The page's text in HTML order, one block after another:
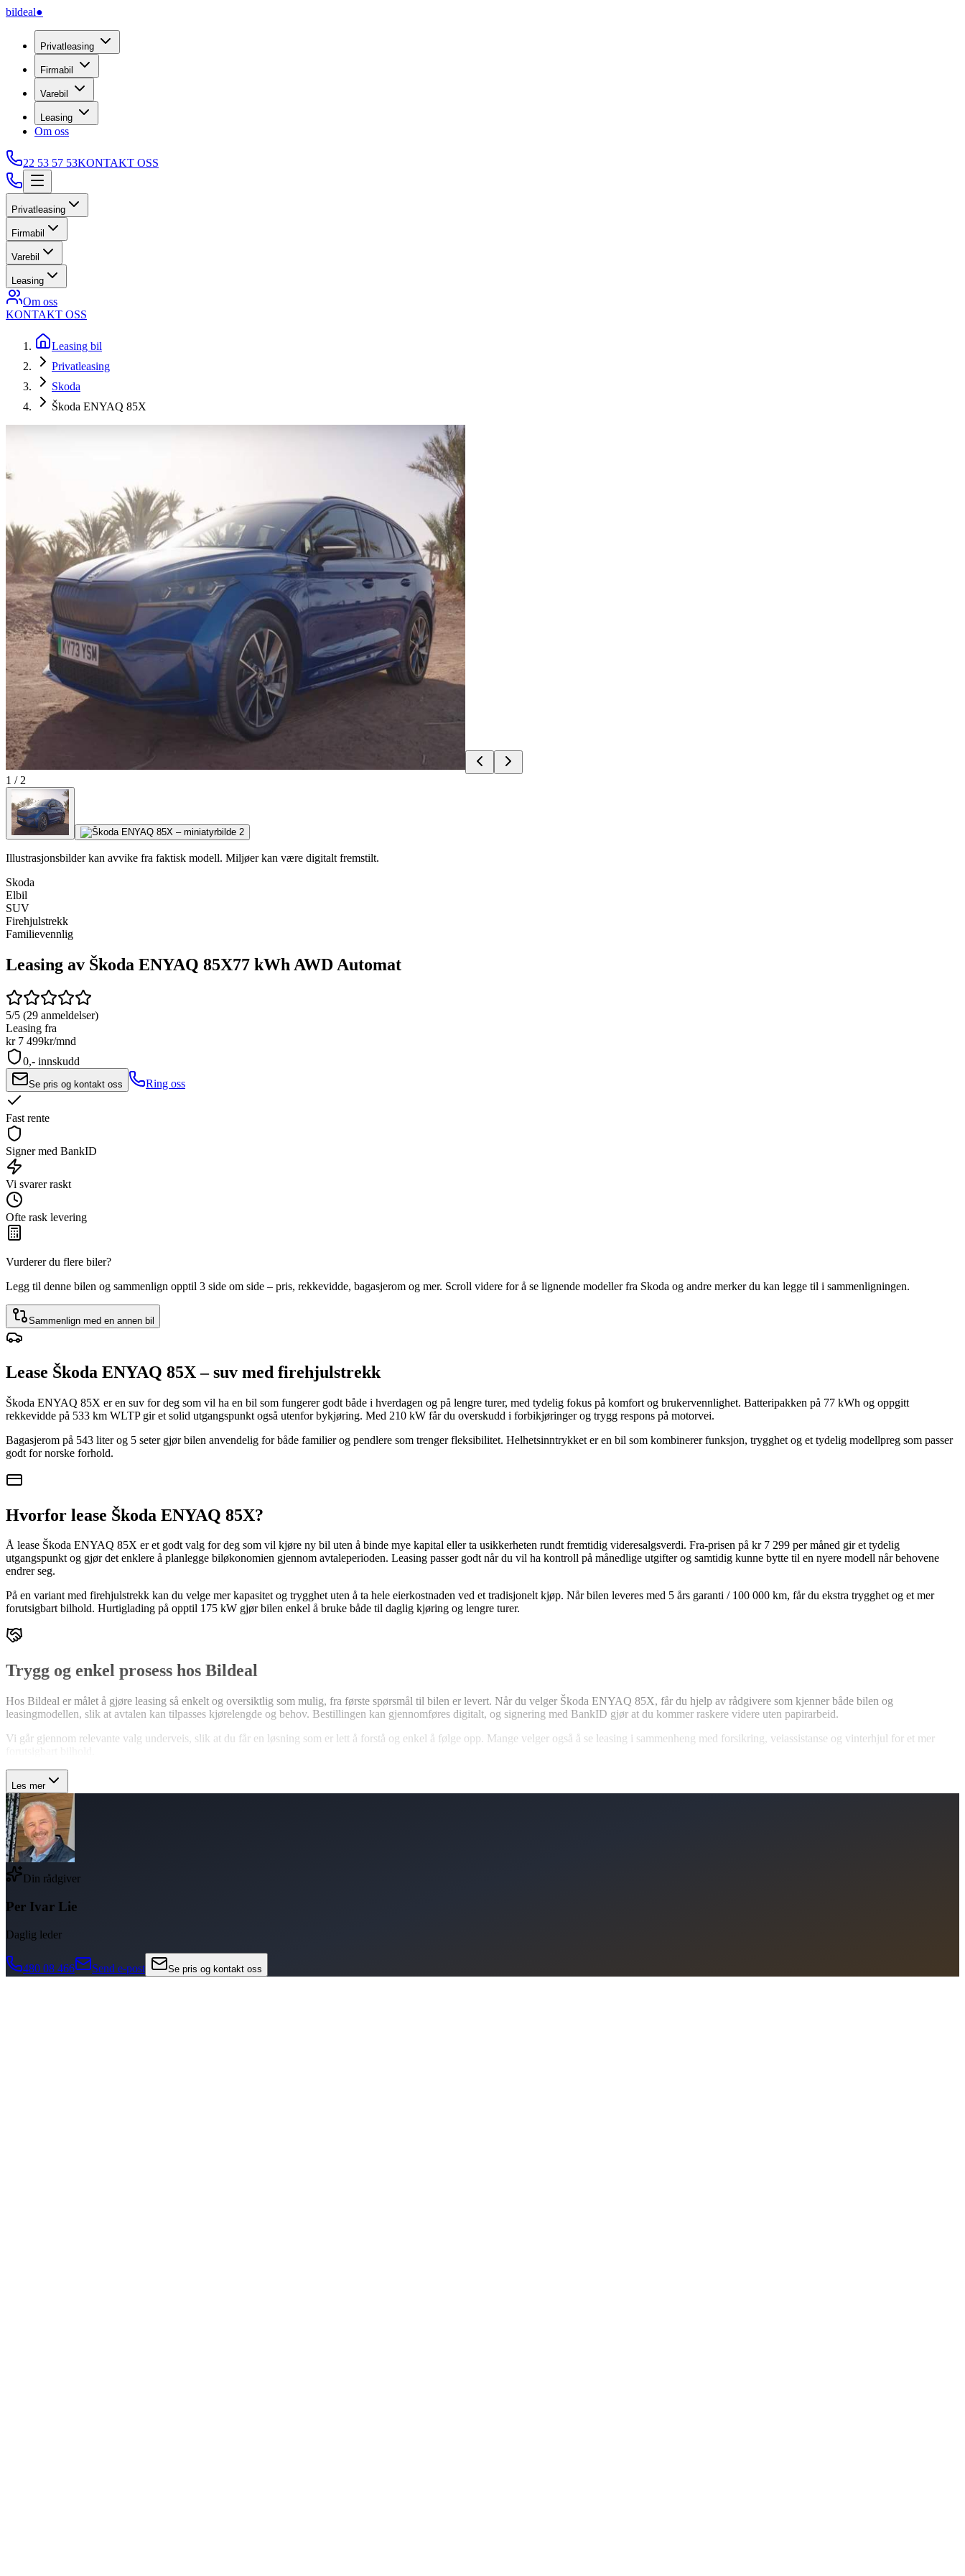
bildeal●
Privatleasing
Firmabil
Varebil
Leasing
Om oss
22 53 57 53KONTAKT OSS
Privatleasing
Firmabil
Varebil
Leasing
Om oss
KONTAKT OSS
Leasing bil
Privatleasing
Skoda
Škoda ENYAQ 85X
1 / 2
Illustrasjonsbilder kan avvike fra faktisk modell. Miljøer kan være digitalt fremstilt.
Skoda
Elbil
SUV
Firehjulstrekk
Familievennlig
Leasing av Škoda ENYAQ 85X77 kWh AWD Automat
5/5 (29 anmeldelser)
Leasing fra
kr 7 499kr/mnd
0,- innskudd
Se pris og kontakt oss Ring oss
Fast rente
Signer med BankID
Vi svarer raskt
Ofte rask levering
Vurderer du flere biler?
Legg til denne bilen og sammenlign opptil 3 side om side – pris, rekkevidde, bagasjerom og mer. Scroll videre for å se lignende modeller fra Skoda og andre merker du kan legge til i sammenligningen.
Sammenlign med en annen bil
Lease Škoda ENYAQ 85X – suv med firehjulstrekk
Škoda ENYAQ 85X er en suv for deg som vil ha en bil som fungerer godt både i hverdagen og på lengre turer, med tydelig fokus på komfort og brukervennlighet. Batteripakken på 77 kWh og oppgitt
rekkevidde på 533 km WLTP gir et solid utgangspunkt også utenfor bykjøring. Med 210 kW får du overskudd i forbikjøringer og trygg respons på motorvei.
Bagasjerom på 543 liter og 5 seter gjør bilen anvendelig for både familier og pendlere som trenger fleksibilitet. Helhetsinntrykket er en bil som kombinerer funksjon, trygghet og et tydelig modellpreg som passer
godt for norske forhold.
Hvorfor lease Škoda ENYAQ 85X?
Å lease Škoda ENYAQ 85X er et godt valg for deg som vil kjøre ny bil uten å binde mye kapital eller ta usikkerheten rundt fremtidig videresalgsverdi. Fra-prisen på kr 7 299 per måned gir et tydelig
utgangspunkt og gjør det enklere å planlegge biløkonomien gjennom avtaleperioden. Leasing passer godt når du vil ha kontroll på månedlige utgifter og samtidig kunne bytte til en nyere modell når behovene
endrer seg.
På en variant med firehjulstrekk kan du velge mer kapasitet og trygghet uten å ta hele eierkostnaden ved et tradisjonelt kjøp. Når bilen leveres med 5 års garanti / 100 000 km, får du ekstra trygghet og et mer
forutsigbart bilhold. Hurtiglading på opptil 175 kW gjør bilen enkel å bruke både til daglig kjøring og lengre turer.
Trygg og enkel prosess hos Bildeal
Hos Bildeal er målet å gjøre leasing så enkelt og oversiktlig som mulig, fra første spørsmål til bilen er levert. Når du velger Škoda ENYAQ 85X, får du hjelp av rådgivere som kjenner både bilen og
leasingmodellen, slik at avtalen kan tilpasses kjørelengde og behov. Bestillingen kan gjennomføres digitalt, og signering med BankID gjør at du kommer raskere videre uten papirarbeid.
Vi går gjennom relevante valg underveis, slik at du får en løsning som er lett å forstå og enkel å følge opp. Mange velger også å se leasing i sammenheng med forsikring, veiassistanse og vinterhjul for et mer
Les mer
Din rådgiver
Per Ivar Lie
Daglig leder
480 08 466 Send e-post Se pris og kontakt oss